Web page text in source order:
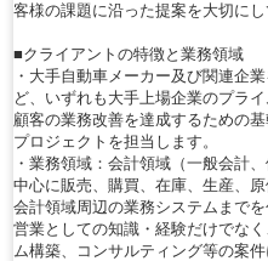
客様の課題に沿った提案を大切にし
■クライアントの特徴と業務領域
・大手自動車メーカー及び関連企
ど、いずれも大手上場企業のプラ
顧客の業務改善を達成するための
プロジェクトを担当します。
・業務領域：会計領域（一般会計
中心に販売、購買、在庫、生産、原
会計領域周辺の業務システムまでを
営業としての知識・経験だけでな
ム構築、コンサルティング等の案